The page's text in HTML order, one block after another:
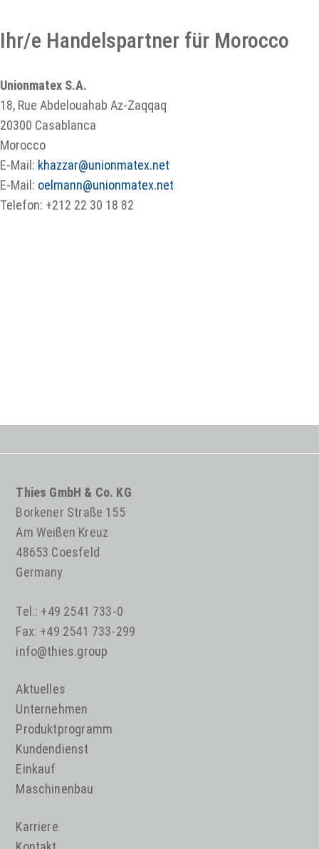
Ihr/e Handelspartner für Morocco
Unionmatex S.A.
18, Rue Abdelouahab Az-Zaqqaq
20300 Casablanca
Morocco
E-Mail: khazzar@unionmatex.net
E-Mail: oelmann@unionmatex.net
Telefon: +212 22 30 18 82
Thies GmbH & Co. KG
Borkener Straße 155
Am Weißen Kreuz
48653 Coesfeld
Germany
Tel.: +49 2541 733-0
Fax: +49 2541 733-299
info@thies.group
Aktuelles
Unternehmen
Produktprogramm
Kundendienst
Einkauf
Maschinenbau
Karriere